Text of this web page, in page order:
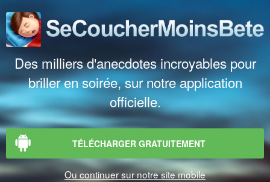
Des milliers d'anecdotes incroyables pour
briller en soirée, sur notre application
officielle.
TÉLÉCHARGER GRATUITEMENT
Ou continuer sur notre site mobile